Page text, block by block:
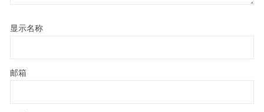
显示名称
邮箱